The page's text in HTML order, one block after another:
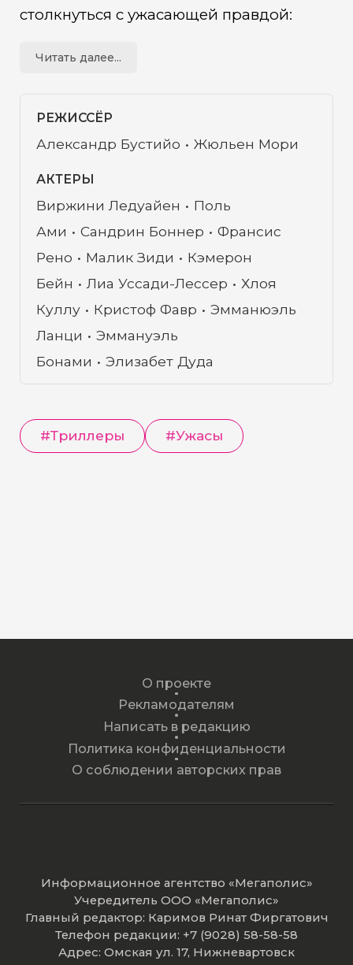
столкнуться с ужасающей правдой:
вышел на охоту.
Читать далее...
РЕЖИССЁР
Александр Бустийо Жюльен Мори
АКТЕРЫ
Виржини Ледуайен
Поль
Ами
Сандрин Боннер
Франсис
Рено
Малик Зиди
Кэмерон
Бейн
Лиа Уссади-Лессер
Хлоя
Куллу
Кристоф Фавр
Эмманюэль
Ланци
Эммануэль
Бонами
Элизабет Дуда
#Триллеры #Ужасы
О проекте
Рекламодателям
Написать в редакцию
Политика конфиденциальности
О соблюдении авторских прав
Информационное агентство «Мегаполис»
Учередитель ООО «Мегаполис»
Главный редактор: Каримов Ринат Фиргатович
Телефон редакции: +7 (9028) 58-58-58
Адрес: Омская ул. 17, Нижневартовск